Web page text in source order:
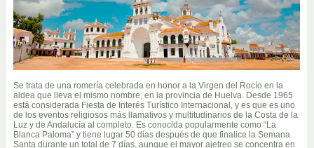
Se trata de una romería celebrada en honor a la Virgen del Rocío en la
aldea que lleva el mismo nombre, en la provincia de Huelva. Desde 1965
está considerada Fiesta de Interés Turístico Internacional, y es que es uno
de los eventos religiosos más llamativos y multitudinarios de la Costa de la
Luz y de Andalucía al completo. Es conocida popularmente como “La
Blanca Paloma” y tiene lugar 50 días después de que finalice la Semana
Santa durante un total de 7 días, aunque el mayor ajetreo se concentra en